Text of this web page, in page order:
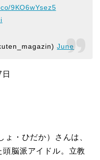
9KO6wYsez5
June
・ひだか）さんは、
脳派アイドル。立教